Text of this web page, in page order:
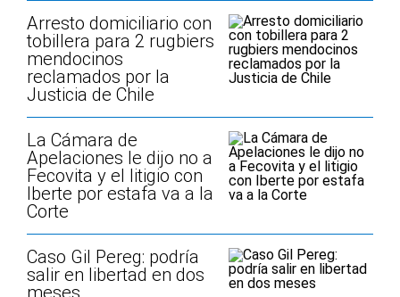
Arresto domiciliario con
tobillera para 2 rugbiers
mendocinos
reclamados por la
Justicia de Chile
La Cámara de
Apelaciones le dijo no a
Fecovita y el litigio con
Iberte por estafa va a la
Corte
Caso Gil Pereg: podría
salir en libertad en dos
meses